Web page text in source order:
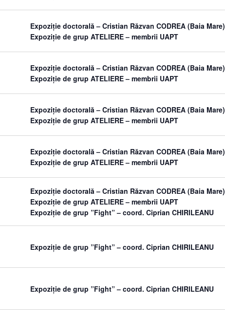
Expoziție doctorală – Cristian Răzvan CODREA (Baia Mare)
Expoziție de grup ATELIERE – membrii UAPT
Expoziție doctorală – Cristian Răzvan CODREA (Baia Mare)
Expoziție de grup ATELIERE – membrii UAPT
Expoziție doctorală – Cristian Răzvan CODREA (Baia Mare)
Expoziție de grup ATELIERE – membrii UAPT
Expoziție doctorală – Cristian Răzvan CODREA (Baia Mare)
Expoziție de grup ATELIERE – membrii UAPT
Expoziție doctorală – Cristian Răzvan CODREA (Baia Mare)
Expoziție de grup ATELIERE – membrii UAPT
Expoziție de grup ”Fight” – coord. Ciprian CHIRILEANU
Expoziție de grup ”Fight” – coord. Ciprian CHIRILEANU
Expoziție de grup ”Fight” – coord. Ciprian CHIRILEANU